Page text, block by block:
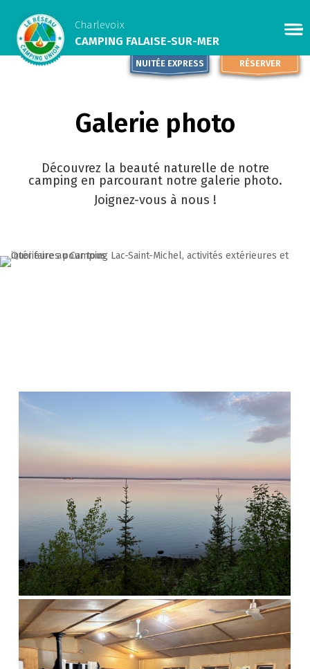
Outaouais
CAMPING UNION BASKATONG
/POURVOIRIE RAINVILLE
Chaudière Appalaches
CAMPING PARC DE LA
CHAUDIÈRE
Charlevoix
CAMPING FALAISE-SUR-MER
RÉSERVER
NUITÉE EXPRESS
Galerie photo
Découvrez la beauté naturelle de notre
camping en parcourant notre galerie photo.
Joignez-vous à nous !